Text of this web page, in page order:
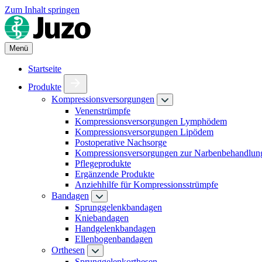
Zum Inhalt springen
Menü
Startseite
Produkte
Kompressionsversorgungen
Venenstrümpfe
Kompressionsversorgungen Lymphödem
Kompressionsversorgungen Lipödem
Postoperative Nachsorge
Kompressionsversorgungen zur
Pflegeprodukte
Ergänzende Produkte
Anziehhilfe für Kompressionsstrümpfe
Bandagen
Sprunggelenkbandagen
Kniebandagen
Handgelenkbandagen
Ellenbogenbandagen
Orthesen